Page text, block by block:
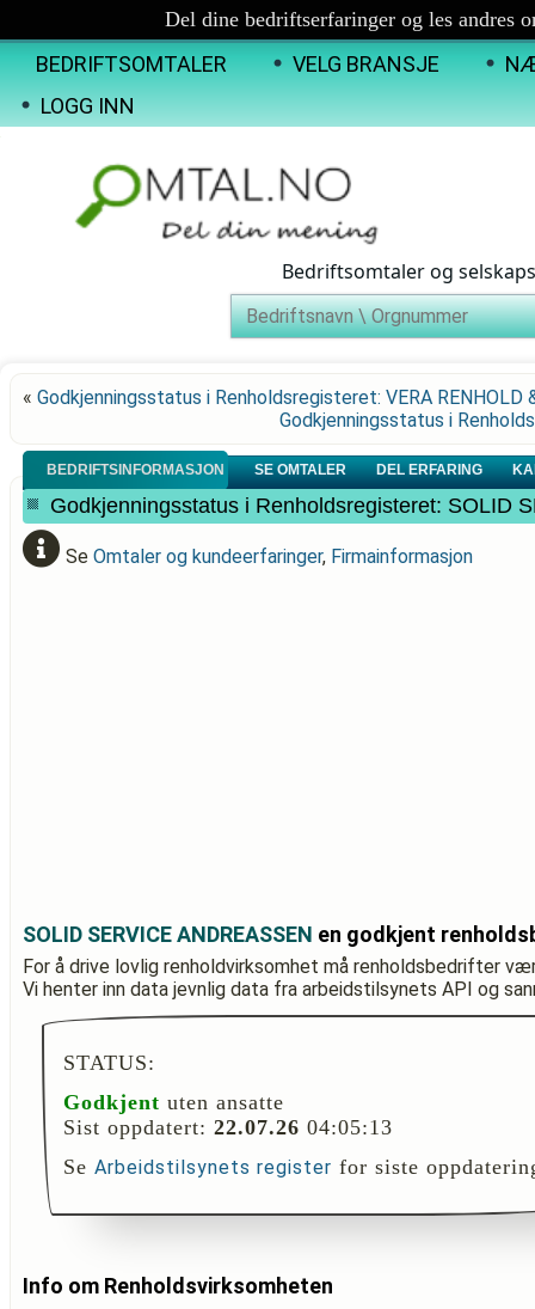
Del dine bedriftserfaringer og les andres
BEDRIFTSOMTALER VELG BRANSJE
LOGG INN
Bedriftsomtaler og
« Godkjenningsstatus i Renholdsregisteret: VERA RENHOLD
Godkjenningsstatus i
BEDRIFTSINFORMASJON SE OMTALER DEL ERFARING
Godkjenningsstatus i Renholdsregisteret: SOLID
Se Omtaler og kundeerfaringer, Firmainformasjon
SOLID SERVICE ANDREASSEN en godkjent
For å drive lovlig renholdvirksomhet må renholdsbedrifter
Vi henter inn data jevnlig data fra arbeidstilsynets API og
STATUS:
Godkjent uten ansatte
Sist oppdatert: 22.07.26 04:05:13
Se Arbeidstilsynets register for siste
Info om Renholdsvirksomheten